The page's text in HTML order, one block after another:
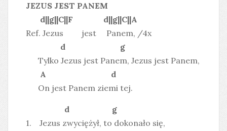
JEZUS JEST PANEM
d||g||C||F d||g||C||A
Ref. Jezus jest Panem, /4x
d g
Tylko Jezus jest Panem, Jezus jest Panem,
A d
On jest Panem ziemi tej.
d g
1. Jezus zwyciężył, to dokonało się,